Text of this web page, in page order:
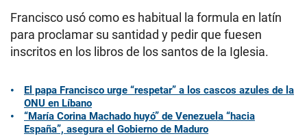
Francisco usó como es habitual la formula en latín
para proclamar su santidad y pedir que fuesen
inscritos en los libros de los santos de la Iglesia.
El papa Francisco urge “respetar” a los cascos azules de la
ONU en Líbano
“María Corina Machado huyó” de Venezuela “hacia
España”, asegura el Gobierno de Maduro